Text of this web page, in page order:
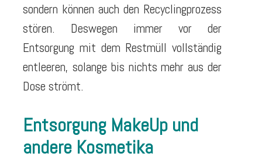
sondern können auch den Recyclingprozess
stören. Deswegen immer vor der
Entsorgung mit dem Restmüll vollständig
entleeren, solange bis nichts mehr aus der
Dose strömt.
Entsorgung MakeUp und
andere Kosmetika